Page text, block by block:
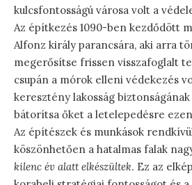
kulcsfontosságú városa volt a
Az építkezés 1090-ben kezdődött
Alfonz király parancsára, aki arra
megerősítse frissen visszafoglalt
csupán a mórok elleni védekezés
keresztény lakosság
bátorítsa őket a letelepedésre
Az építészek és munkások
köszönhetően a hatalmas falak
kilenc év alatt elkészültek. Ez az